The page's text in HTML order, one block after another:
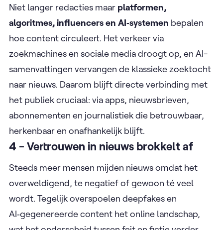
Niet langer redacties maar platformen,
algoritmes, influencers en AI‑systemen bepalen
hoe content circuleert. Het verkeer via
zoekmachines en sociale media droogt op, en AI-
samenvattingen vervangen de klassieke zoektocht
naar nieuws. Daarom blijft directe verbinding met
het publiek cruciaal: via apps, nieuwsbrieven,
abonnementen en journalistiek die betrouwbaar,
herkenbaar en onafhankelijk blijft.
4 - Vertrouwen in nieuws brokkelt af
Steeds meer mensen mijden nieuws omdat het
overweldigend, te negatief of gewoon té veel
wordt. Tegelijk overspoelen deepfakes en
AI‑gegenereerde content het online landschap,